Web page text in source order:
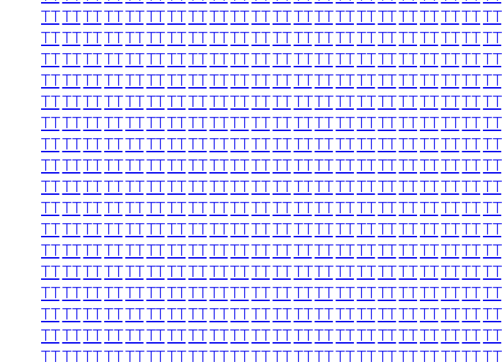
TTTTTTTTTTTTTTTTTTTTTTTTTTTTTTTTTTTTTTTTTTTT
TTTTTTTTTTTTTTTTTTTTTTTTTTTTTTTTTTTTTTTTTTTT
TTTTTTTTTTTTTTTTTTTTTTTTTTTTTTTTTTTTTTTTTTTT
TTTTTTTTTTTTTTTTTTTTTTTTTTTTTTTTTTTTTTTTTTTT
TTTTTTTTTTTTTTTTTTTTTTTTTTTTTTTTTTTTTTTTTTTT
TTTTTTTTTTTTTTTTTTTTTTTTTTTTTTTTTTTTTTTTTTTT
TTTTTTTTTTTTTTTTTTTTTTTTTTTTTTTTTTTTTTTTTTTT
TTTTTTTTTTTTTTTTTTTTTTTTTTTTTTTTTTTTTTTTTTTT
TTTTTTTTTTTTTTTTTTTTTTTTTTTTTTTTTTTTTTTTTTTT
TTTTTTTTTTTTTTTTTTTTTTTTTTTTTTTTTTTTTTTTTTTT
TTTTTTTTTTTTTTTTTTTTTTTTTTTTTTTTTTTTTTTTTTTT
TTTTTTTTTTTTTTTTTTTTTTTTTTTTTTTTTTTTTTTTTTTT
TTTTTTTTTTTTTTTTTTTTTTTTTTTTTTTTTTTTTTTTTTTT
TTTTTTTTTTTTTTTTTTTTTTTTTTTTTTTTTTTTTTTTTTTT
TTTTTTTTTTTTTTTTTTTTTTTTTTTTTTTTTTTTTTTTTTTT
TTTTTTTTTTTTTTTTTTTTTTTTTTTTTTTTTTTTTTTTTTTT
TTTTTTTTTTTTTTTTTTTTTTTTTTTTTTTTTTTTTTTTTTTT